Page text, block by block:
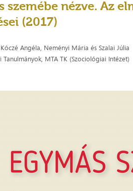
szemébe nézve. Az
(2017)
Angéla, Neményi Mária és Szalai Júlia
Tanulmányok, MTA TK (Szociológiai Intézet)